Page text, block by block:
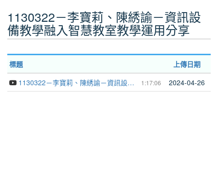
1130322－李寶莉、陳綉諭－資訊設
備教學融入智慧教室教學運用分享
標題 上傳日期
1:17:06
1130322－李寶莉、陳綉諭－資訊設備教學融入智慧教室教學運用分享 2024-04-26